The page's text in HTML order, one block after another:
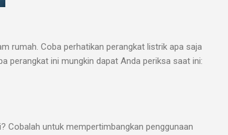
rumah. Coba perhatikan perangkat listrik apa saja
perangkat ini mungkin dapat Anda periksa saat ini:
Cobalah untuk mempertimbangkan penggunaan